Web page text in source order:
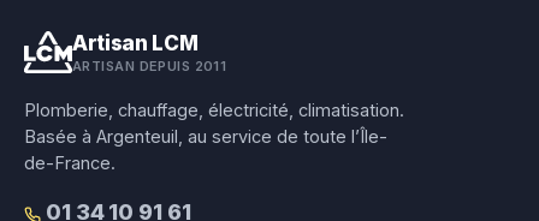
Artisan LCM
ARTISAN DEPUIS 2011
Plomberie, chauffage, électricité, climatisation.
Basée à Argenteuil, au service de toute l’Île-
de-France.
01 34 10 91 61